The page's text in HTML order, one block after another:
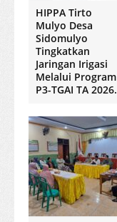
HIPPA Tirto
Mulyo Desa
Sidomulyo
Tingkatkan
Jaringan Irigasi
Melalui Program
P3-TGAI TA 2026.